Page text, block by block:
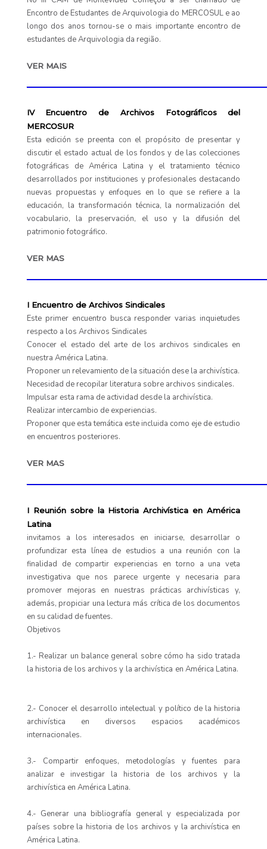
Encontro de Estudantes de Arquivologia do MERCOSUL e ao
longo dos anos tornou-se o mais importante encontro de
estudantes de Arquivologia da região.
VER MAIS
IV Encuentro de Archivos Fotográficos del
MERCOSUR
Esta edición se preenta con el propósito de presentar y
discutir el estado actual de los fondos y de las colecciones
fotográficas de América Latina y el tratamiento técnico
desarrollados por instituciones y profesionales destacando
nuevas propuestas y enfoques en lo que se refiere a la
educación, la transformación técnica, la normalización del
vocabulario, la preservación, el uso y la difusión del
patrimonio fotográfico.
VER MAS
I Encuentro de Archivos Sindicales
Este primer encuentro busca responder varias inquietudes
respecto a los Archivos Sindicales
Conocer el estado del arte de los archivos sindicales en
nuestra América Latina.
Proponer un relevamiento de la situación dese la archivística.
Necesidad de recopilar literatura sobre archivos sindicales.
Impulsar esta rama de actividad desde la archivística.
Realizar intercambio de experiencias.
Proponer que esta temática este incluida como eje de estudio
en encuentros posteriores.
VER MAS
I Reunión sobre la Historia Archivística en América
Latina
invitamos a los interesados en iniciarse, desarrollar o
profundizar esta línea de estudios a una reunión con la
finalidad de compartir experiencias en torno a una veta
investigativa que nos parece urgente y necesaria para
promover mejoras en nuestras prácticas archivísticas y,
además, propiciar una lectura más crítica de los documentos
en su calidad de fuentes.
Objetivos
1.- Realizar un balance general sobre cómo ha sido tratada
la historia de los archivos y la archivística en América Latina.
2.- Conocer el desarrollo intelectual y político de la historia
archivística en diversos espacios académicos
internacionales.
3.- Compartir enfoques, metodologías y fuentes para
analizar e investigar la historia de los archivos y la
archivística en América Latina.
4.- Generar una bibliografía general y especializada por
países sobre la historia de los archivos y la archivística en
América Latina.